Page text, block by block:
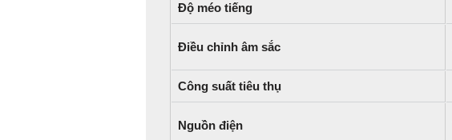
Độ méo tiếng
Điều chỉnh âm sắc
Công suất tiêu thụ
Nguồn điện